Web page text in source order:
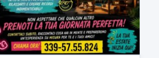
▶
6 AGOSTO 2026 LABNEWS
LabNews del 5 agosto 2026